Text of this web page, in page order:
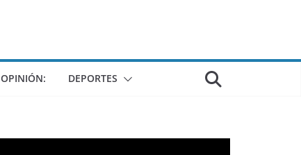
OPINIÓN: DEPORTES